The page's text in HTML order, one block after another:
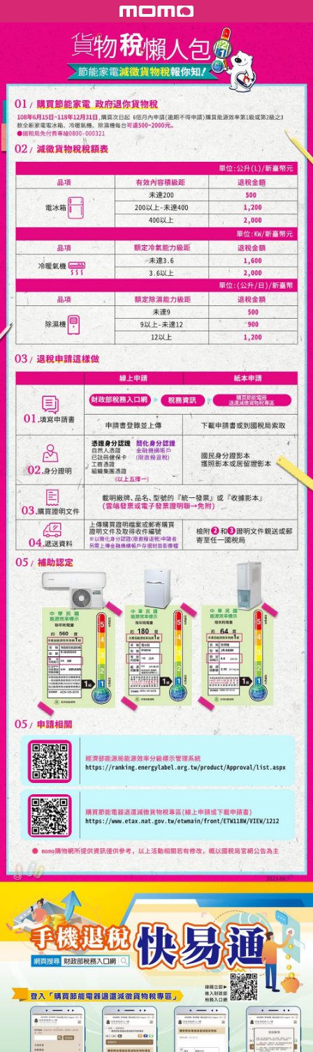
貨物稅補助 - momo購物網